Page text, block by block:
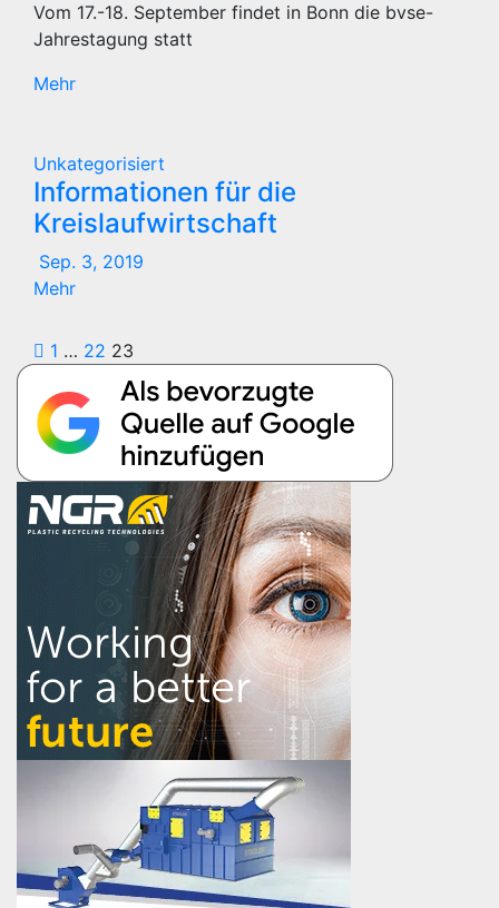
Vom 17.-18. September findet in Bonn die bvse-
Jahrestagung statt
Mehr
Unkategorisiert
Informationen für die
Kreislaufwirtschaft
Sep. 3, 2019
Mehr
Seitennummerierung
der
Beiträge
1 … 22 23